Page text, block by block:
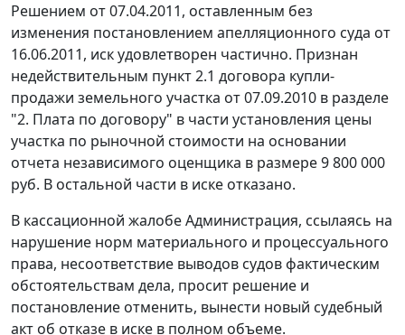
Решением от 07.04.2011, оставленным без
изменения постановлением апелляционного суда от
16.06.2011, иск удовлетворен частично. Признан
недействительным пункт 2.1 договора купли-
продажи земельного участка от 07.09.2010 в разделе
"2. Плата по договору" в части установления цены
участка по рыночной стоимости на основании
отчета независимого оценщика в размере 9 800 000
руб. В остальной части в иске отказано.
В кассационной жалобе Администрация, ссылаясь на
нарушение норм материального и процессуального
права, несоответствие выводов судов фактическим
обстоятельствам дела, просит решение и
постановление отменить, вынести новый судебный
акт об отказе в иске в полном объеме.